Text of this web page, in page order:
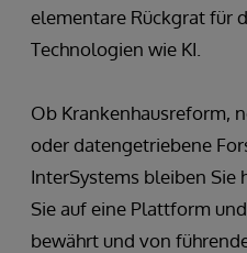
elementare Rückgrat für
Technologien wie KI.
Ob Krankenhausreform,
oder datengetriebene
InterSystems bleiben Sie
Sie auf eine Plattform
bewährt und von